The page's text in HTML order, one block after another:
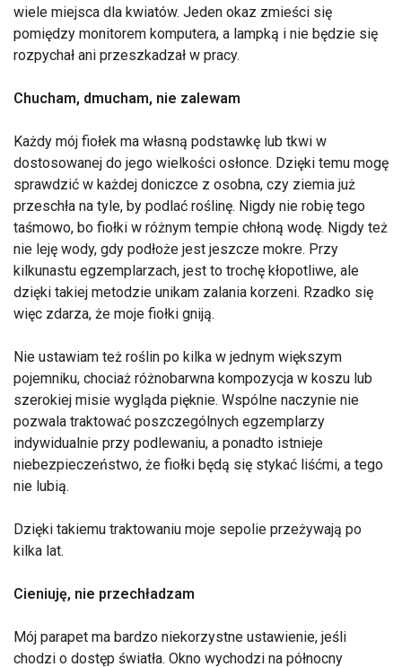
wiele miejsca dla kwiatów. Jeden okaz zmieści się
pomiędzy monitorem komputera, a lampką i nie będzie się
rozpychał ani przeszkadzał w pracy.
Chucham, dmucham, nie zalewam
Każdy mój fiołek ma własną podstawkę lub tkwi w
dostosowanej do jego wielkości osłonce. Dzięki temu mogę
sprawdzić w każdej doniczce z osobna, czy ziemia już
przeschła na tyle, by podlać roślinę. Nigdy nie robię tego
taśmowo, bo fiołki w różnym tempie chłoną wodę. Nigdy też
nie leję wody, gdy podłoże jest jeszcze mokre. Przy
kilkunastu egzemplarzach, jest to trochę kłopotliwe, ale
dzięki takiej metodzie unikam zalania korzeni. Rzadko się
więc zdarza, że moje fiołki gniją.
Nie ustawiam też roślin po kilka w jednym większym
pojemniku, chociaż różnobarwna kompozycja w koszu lub
szerokiej misie wygląda pięknie. Wspólne naczynie nie
pozwala traktować poszczególnych egzemplarzy
indywidualnie przy podlewaniu, a ponadto istnieje
niebezpieczeństwo, że fiołki będą się stykać liśćmi, a tego
nie lubią.
Dzięki takiemu traktowaniu moje sepolie przeżywają po
kilka lat.
Cieniuję, nie przechładzam
Mój parapet ma bardzo niekorzystne ustawienie, jeśli
chodzi o dostęp światła. Okno wychodzi na północny